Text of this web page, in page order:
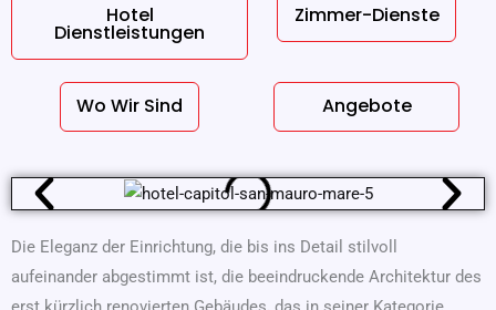
Hotel
Dienstleistungen
Zimmer-Dienste
Wo Wir Sind Angebote
Die Eleganz der Einrichtung, die bis ins Detail stilvoll
aufeinander abgestimmt ist, die beeindruckende Architektur des